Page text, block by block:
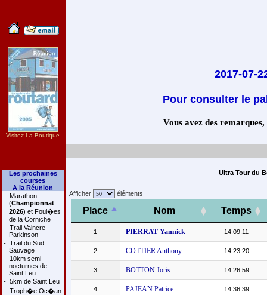
Visitez La Boutique
Les prochaines
courses
A la Réunion
- Marathon
(Championnat
2026) et Foul�es
de la Corniche
- Trail Vaincre
Parkinson
- Trail du Sud
Sauvage
- 10km semi-
nocturnes de
Saint Leu
- 5km de Saint Leu
- Troph�e Oc�an
2017-07-
Pour consulter le
Vous avez des
Ultra Tour du
Afficher éléments
Place Nom Temps
1 PIERRAT Yannick 14:09:11
2 COTTIER Anthony 14:23:20
3 BOTTON Joris 14:26:59
4 PAJEAN Patrice 14:36:39